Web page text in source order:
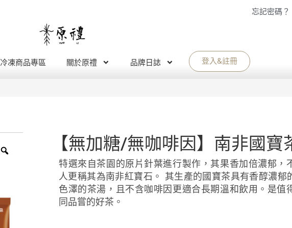
忘記密碼？
冷凍商品專區 關於原禮 品牌日誌 登入&註冊
【無加糖/無咖啡因】南非國寶
特選來自茶園的原片針葉進行製作，其果香加倍濃郁，
人更稱其為南非紅寶石。 其生產的國寶茶具有香醇濃郁
色澤的茶湯，且不含咖啡因更適合長期溫和飲用。是值
同品嘗的好茶。